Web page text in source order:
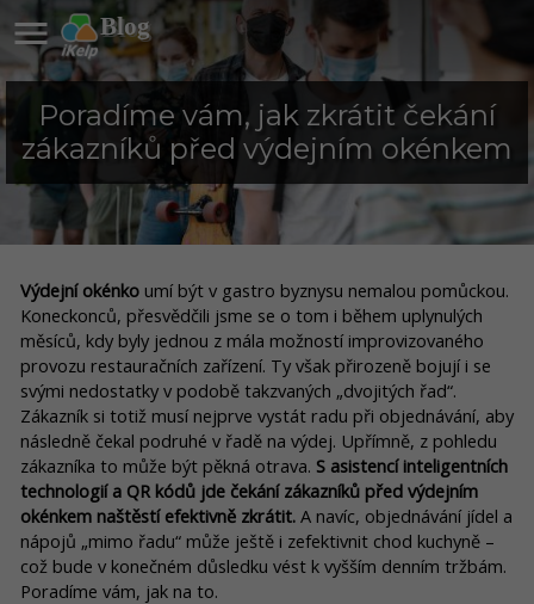
Blog

Poradíme vám, jak zkrátit čekání
zákazníků před výdejním okénkem
Výdejní okénko umí být v gastro byznysu nemalou pomůckou.
Koneckonců, přesvědčili jsme se o tom i během uplynulých
měsíců, kdy byly jednou z mála možností improvizovaného
provozu restauračních zařízení. Ty však přirozeně bojují i se
svými nedostatky v podobě takzvaných „dvojitých řad“.
Zákazník si totiž musí nejprve vystát radu při objednávání, aby
následně čekal podruhé v řadě na výdej. Upřímně, z pohledu
zákazníka to může být pěkná otrava. S asistencí inteligentních
technologií a QR kódů jde čekání zákazníků před výdejním
okénkem naštěstí efektivně zkrátit. A navíc, objednávání jídel a
nápojů „mimo řadu“ může ještě i zefektivnit chod kuchyně –
což bude v konečném důsledku vést k vyšším denním tržbám.
Poradíme vám, jak na to.